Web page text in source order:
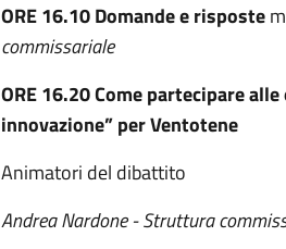
ORE 16.10 Domande e risposte
commissariale
ORE 16.20 Come partecipare
innovazione” per Ventotene
Animatori del dibattito
Andrea Nardone- Struttura